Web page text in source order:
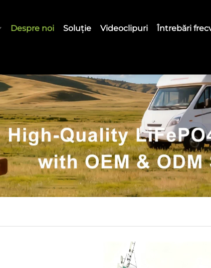
Despre noi Soluție Videoclipuri
Întrebări